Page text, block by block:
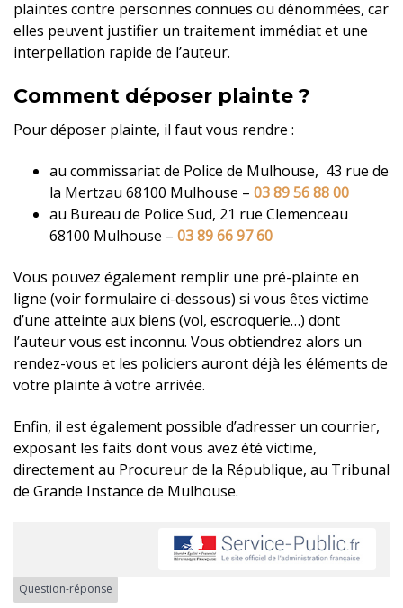
plaintes contre personnes connues ou dénommées, car
elles peuvent justifier un traitement immédiat et une
interpellation rapide de l’auteur.
Comment déposer plainte ?
Pour déposer plainte, il faut vous rendre :
au commissariat de Police de Mulhouse, 43 rue de
la Mertzau 68100 Mulhouse – 03 89 56 88 00
au Bureau de Police Sud, 21 rue Clemenceau
68100 Mulhouse – 03 89 66 97 60
Vous pouvez également remplir une pré-plainte en
ligne (voir formulaire ci-dessous) si vous êtes victime
d’une atteinte aux biens (vol, escroquerie…) dont
l’auteur vous est inconnu. Vous obtiendrez alors un
rendez-vous et les policiers auront déjà les éléments de
votre plainte à votre arrivée.
Enfin, il est également possible d’adresser un courrier,
exposant les faits dont vous avez été victime,
directement au Procureur de la République, au Tribunal
de Grande Instance de Mulhouse.
Question-réponse